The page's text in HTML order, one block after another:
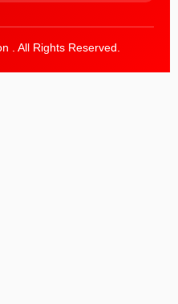
. All Rights Reserved.